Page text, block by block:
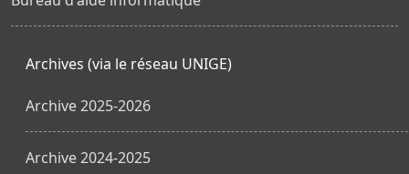
Archives (via le réseau UNIGE)
Archive 2025-2026
Archive 2024-2025